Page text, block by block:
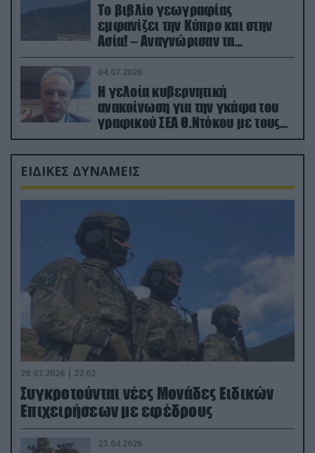
Το βιβλίο γεωγραφίας
εμφανίζει την Κύπρο και στην
Ασία! – Αναγνώρισαν τα
κατεχόμενα; (φωτο)
04.07.2026
Η γελοία κυβερνητική
ανακοίνωση για την γκάφα του
γραφικού ΣΕΑ Θ.Ντόκου με τους
Ρώσους φαρσέρ
ΕΙΔΙΚΕΣ ΔΥΝΑΜΕΙΣ
29.07.2026 | 22:02
Συγκροτούνται νέες Μονάδες Ειδικών
Επιχειρήσεων με εφέδρους
23.04.2026